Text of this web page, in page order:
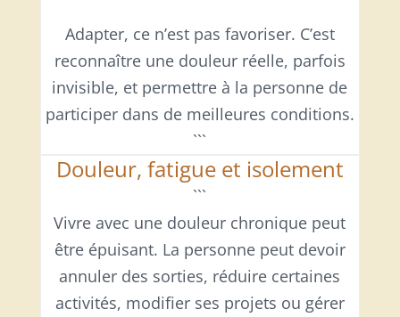
Adapter, ce n’est pas favoriser. C’est
reconnaître une douleur réelle, parfois
invisible, et permettre à la personne de
participer dans de meilleures conditions.
```
Douleur, fatigue et isolement
```
Vivre avec une douleur chronique peut
être épuisant. La personne peut devoir
annuler des sorties, réduire certaines
activités, modifier ses projets ou gérer